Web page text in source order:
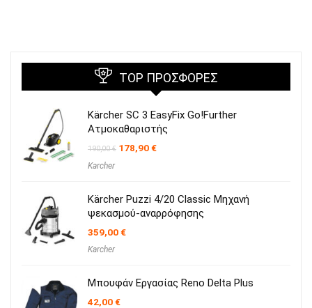
TOP ΠΡΟΣΦΟΡΈΣ
Kärcher SC 3 EasyFix Go!Further
Ατμοκαθαριστής
190,00€ Original
178,90€Η
Karcher
Kärcher Puzzi 4/20 Classic Μηχανή
ψεκασμού-αναρρόφησης
359,00€
Karcher
Μπουφάν Εργασίας Reno Delta Plus
42,00€